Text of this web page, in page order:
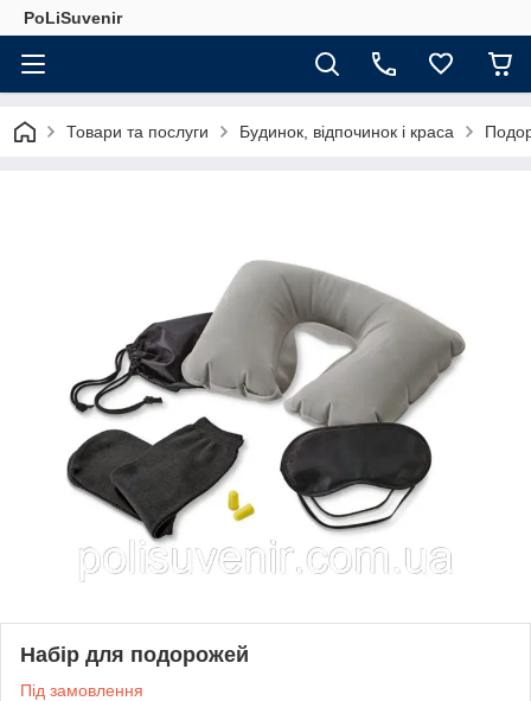
PoLiSuvenir
Товари та послуги Будинок, відпочинок і краса
Набір для подорожей
Під замовлення